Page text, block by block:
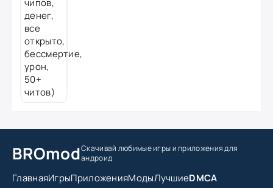
BROmodСкачивай любимые игрыи приложения для
андроид
ГлавнаяИгрыПриложенияМодыЛучшиеDMCA